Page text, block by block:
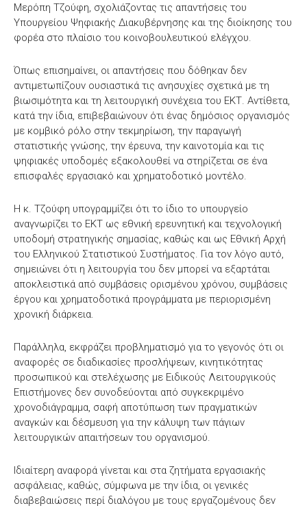
Μερόπη Τζούφη, σχολιάζοντας τις απαντήσεις του
Υπουργείου Ψηφιακής Διακυβέρνησης και της διοίκησης του
φορέα στο πλαίσιο του κοινοβουλευτικού ελέγχου.
Όπως επισημαίνει, οι απαντήσεις που δόθηκαν δεν
αντιμετωπίζουν ουσιαστικά τις ανησυχίες σχετικά με τη
βιωσιμότητα και τη λειτουργική συνέχεια του ΕΚΤ. Αντίθετα,
κατά την ίδια, επιβεβαιώνουν ότι ένας δημόσιος οργανισμός
με κομβικό ρόλο στην τεκμηρίωση, την παραγωγή
στατιστικής γνώσης, την έρευνα, την καινοτομία και τις
ψηφιακές υποδομές εξακολουθεί να στηρίζεται σε ένα
επισφαλές εργασιακό και χρηματοδοτικό μοντέλο.
Η κ. Τζούφη υπογραμμίζει ότι το ίδιο το υπουργείο
αναγνωρίζει το ΕΚΤ ως εθνική ερευνητική και τεχνολογική
υποδομή στρατηγικής σημασίας, καθώς και ως Εθνική Αρχή
του Ελληνικού Στατιστικού Συστήματος. Για τον λόγο αυτό,
σημειώνει ότι η λειτουργία του δεν μπορεί να εξαρτάται
αποκλειστικά από συμβάσεις ορισμένου χρόνου, συμβάσεις
έργου και χρηματοδοτικά προγράμματα με περιορισμένη
χρονική διάρκεια.
Παράλληλα, εκφράζει προβληματισμό για το γεγονός ότι οι
αναφορές σε διαδικασίες προσλήψεων, κινητικότητας
προσωπικού και στελέχωσης με Ειδικούς Λειτουργικούς
Επιστήμονες δεν συνοδεύονται από συγκεκριμένο
χρονοδιάγραμμα, σαφή αποτύπωση των πραγματικών
αναγκών και δέσμευση για την κάλυψη των πάγιων
λειτουργικών απαιτήσεων του οργανισμού.
Ιδιαίτερη αναφορά γίνεται και στα ζητήματα εργασιακής
ασφάλειας, καθώς, σύμφωνα με την ίδια, οι γενικές
διαβεβαιώσεις περί διαλόγου με τους εργαζομένους δεν